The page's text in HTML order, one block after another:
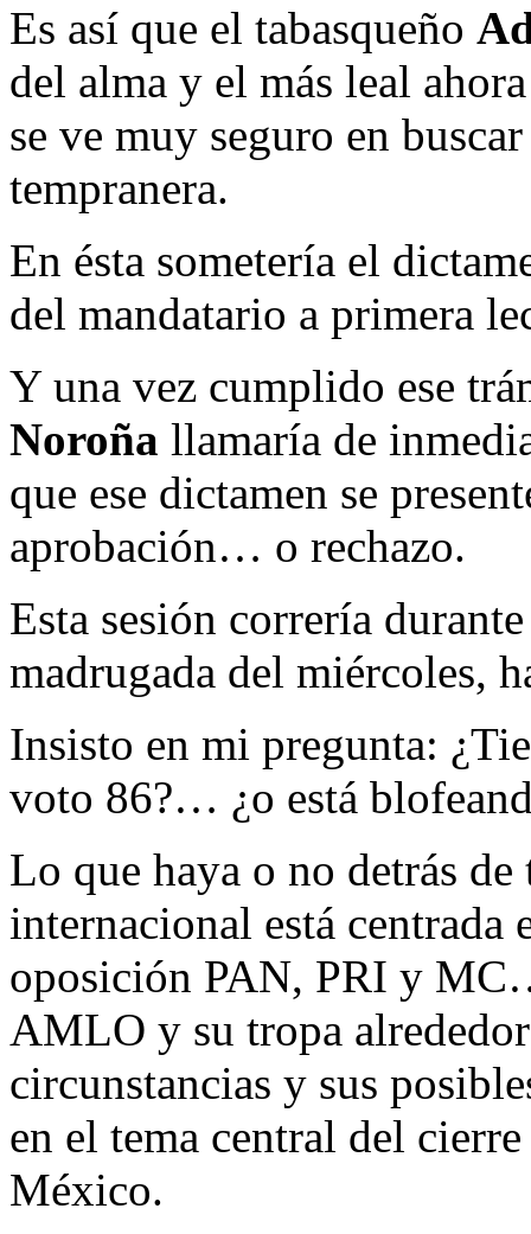
Es así que el tabasqueño
del alma y el más leal
se ve muy seguro en
tempranera.
En ésta sometería el
del mandatario a primera
Y una vez cumplido ese
Noroña llamaría de
que ese dictamen se
aprobación… o rechazo.
Esta sesión correría
madrugada del miércoles,
Insisto en mi pregunta:
voto 86?… ¿o está
Lo que haya o no detrás
internacional está centrada
oposición PAN, PRI y
AMLO y su tropa
circunstancias y sus
en el tema central del
México.